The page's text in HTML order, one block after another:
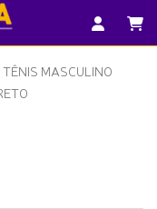
TÊNIS MASCULINO